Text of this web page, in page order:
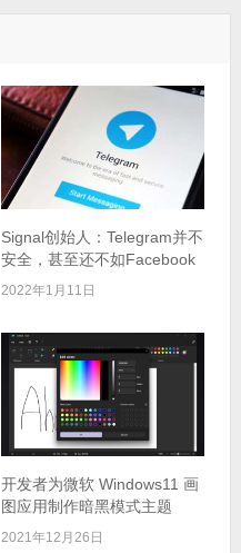
Signal创始人：Telegram并不
安全，甚至还不如Facebook
2022年1月11日
开发者为微软 Windows11 画
图应用制作暗黑模式主题
2021年12月26日